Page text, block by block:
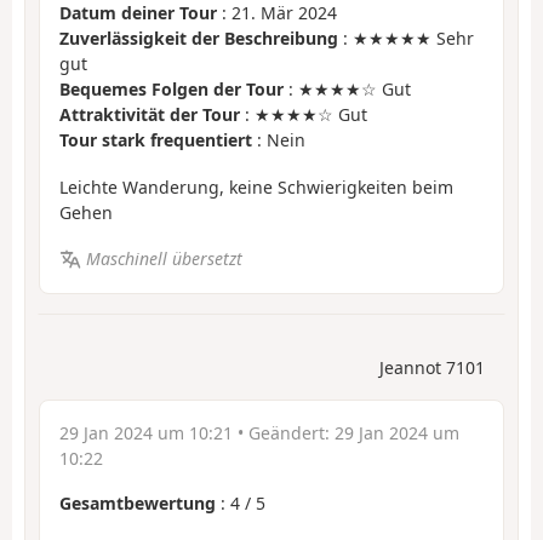
Datum deiner Tour : 21. Mär 2024
Zuverlässigkeit der Beschreibung : ★★★★★ Sehr
gut
Bequemes Folgen der Tour : ★★★★☆ Gut
Attraktivität der Tour : ★★★★☆ Gut
Tour stark frequentiert : Nein
Leichte Wanderung, keine Schwierigkeiten beim
Gehen
Maschinell übersetzt
Jeannot 7101
29 Jan 2024 um 10:21 • Geändert: 29 Jan 2024 um
10:22
Gesamtbewertung : 4 / 5